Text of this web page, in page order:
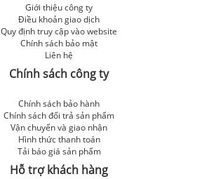
Giới thiệu công ty
Điều khoản giao dịch
Quy định truy cập vào website
Chính sách bảo mật
Liên hệ
Chính sách công ty
Chính sách bảo hành
Chính sách đổi trả sản phẩm
Vận chuyển và giao nhận
Hình thức thanh toán
Tải báo giá sản phẩm
Hỗ trợ khách hàng